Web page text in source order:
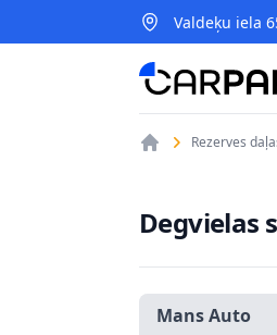
Valdeķu iela
CarParts
Rezerves
Degvielas
Mans Auto